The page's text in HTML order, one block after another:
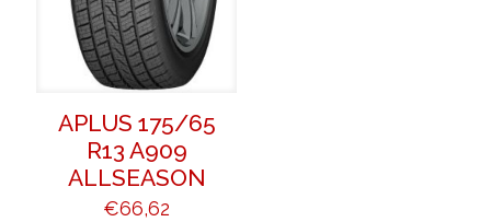
APLUS 175/65
R13 A909
ALLSEASON
€66,62